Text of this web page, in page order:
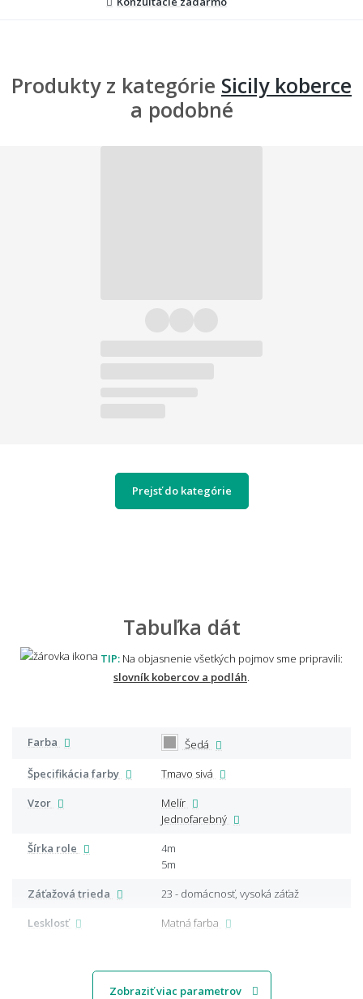
Produkty z kategórie Sicily koberce
a podobné
Prejsť do kategórie
Tabuľka dát
TIP: Na objasnenie všetkých pojmov sme pripravili:
slovník kobercov a podláh
Farba
Šedá
Špecifikácia farby
Tmavo sivá
Vzor
Melír
Jednofarebný
Šírka role
4m
5m
Záťažová trieda
23 - domácnosť, vysoká záťaž
Lesklosť
Matná farba
Zobraziť viac parametrov